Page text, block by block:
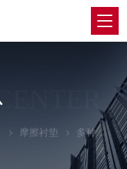
摩擦衬垫 多种型号多绳缠绕防乱绳衬块 提升机GM-3型摩擦衬垫